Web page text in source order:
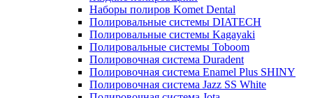
Наборы полиров Komet Dental
Полировальные системы DIATECH
Полировальные системы Kagayaki
Полировальные системы Toboom
Полировочная система Duradent
Полировочная система Enamel Plus SHINY
Полировочная система Jazz SS White